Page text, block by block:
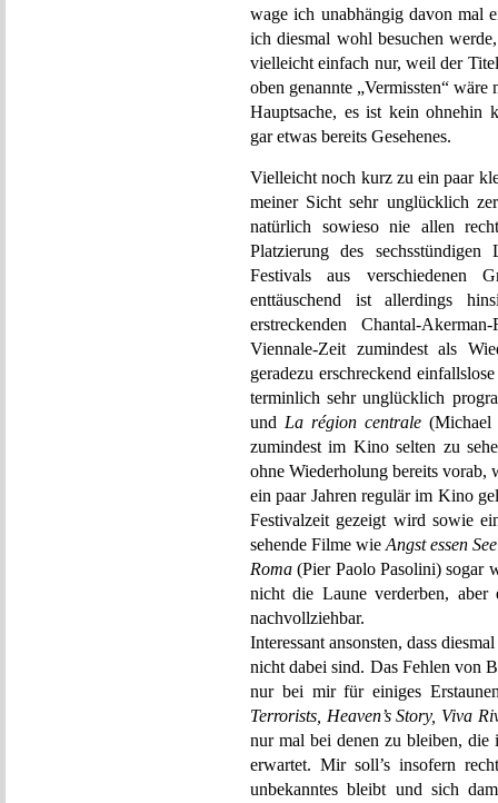
wage ich unabhängig davon mal
ich diesmal wohl besuchen
vielleicht einfach nur, weil der
oben genannte „Vermissten“
Hauptsache, es ist kein ohnehin
gar etwas bereits Gesehenes.
Vielleicht noch kurz zu ein paar
meiner Sicht sehr unglücklich
natürlich sowieso nie allen
Platzierung des
Festivals aus verschiedenen
enttäuschend ist allerdings
erstreckenden Chantal-
Viennale-Zeit zumindest als
geradezu erschreckend
terminlich sehr unglücklich
und La région centrale(Michael
zumindest im Kino selten zu
ohne Wiederholung bereits vorab,
ein paar Jahren regulär im Kino
Festivalzeit gezeigt wird sowie
sehende Filme wieAngst essen
Roma (Pier Paolo Pasolini) sogar
nicht die Laune verderben,
nachvollziehbar.
Interessant ansonsten, dass
nicht dabei sind. Das Fehlen von
nur bei mir für einiges
Terrorists, Heaven’s Story, Viva
nur mal bei denen zu bleiben, die
erwartet. Mir soll’s insofern
unbekanntes bleibt und sich